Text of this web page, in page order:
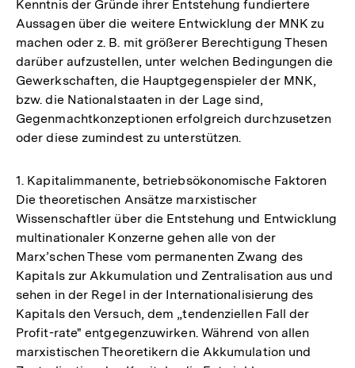
Kenntnis der Gründe ihrer Entstehung fundiertere
Aussagen über die weitere Entwicklung der MNK zu
machen oder z. B. mit größerer Berechtigung Thesen
darüber aufzustellen, unter welchen Bedingungen die
Gewerkschaften, die Hauptgegenspieler der MNK,
bzw. die Nationalstaaten in der Lage sind,
Gegenmachtkonzeptionen erfolgreich durchzusetzen
oder diese zumindest zu unterstützen.
1. Kapitalimmanente, betriebsökonomische Faktoren
Die theoretischen Ansätze marxistischer
Wissenschaftler über die Entstehung und Entwicklung
multinationaler Konzerne gehen alle von der
Marx’schen These vom permanenten Zwang des
Kapitals zur Akkumulation und Zentralisation aus und
sehen in der Regel in der Internationalisierung des
Kapitals den Versuch, dem „tendenziellen Fall der
Profit-rate" entgegenzuwirken. Während von allen
marxistischen Theoretikern die Akkumulation und